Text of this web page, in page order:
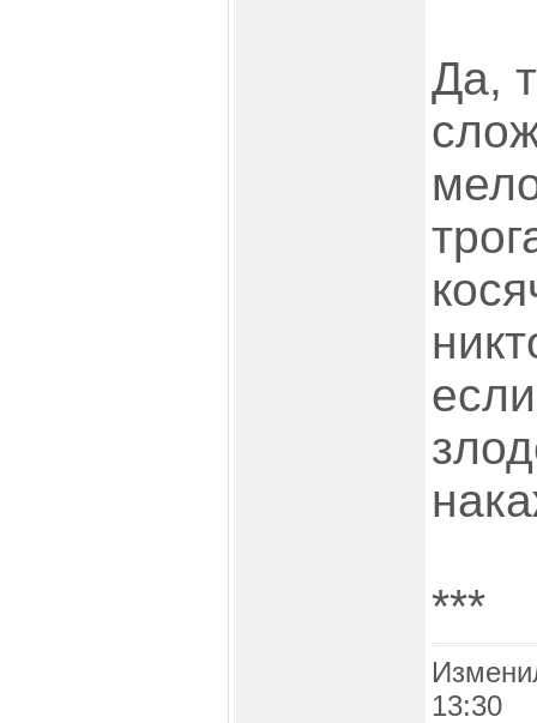
Да,
***
13:30